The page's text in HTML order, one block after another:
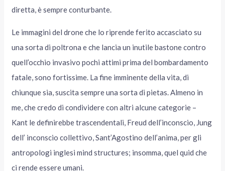
diretta, è sempre conturbante.
Le immagini del drone che lo riprende ferito accasciato su
una sorta di poltrona e che lancia un inutile bastone contro
quell’occhio invasivo pochi attimi prima del bombardamento
fatale, sono fortissime. La fine imminente della vita, di
chiunque sia, suscita sempre una sorta di pietas. Almeno in
me, che credo di condividere con altri alcune categorie –
Kant le definirebbe trascendentali, Freud dell’inconscio, Jung
dell’ inconscio collettivo, Sant’Agostino dell’anima, per gli
antropologi inglesi mind structures; insomma, quel quid che
ci rende essere umani.